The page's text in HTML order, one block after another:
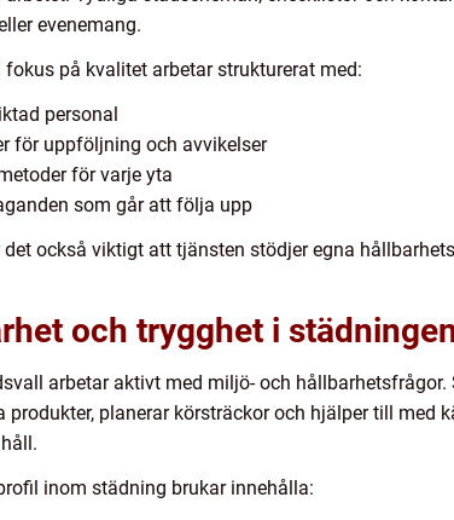
evenemang.
på kvalitet arbetar strukturerat med:
personal
för uppföljning och avvikelser
för varje yta
som går att följa upp
också viktigt att tjänsten stödjer egna
och trygghet i
arbetar aktivt med miljö- och
produkter, planerar körsträckor och hjälper till
inom städning brukar innehålla: